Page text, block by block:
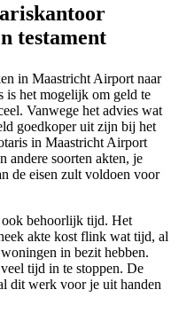
testament
in Maastricht Airport naar
is het mogelijk om geld te
Vanwege het advies wat
goedkoper uit zijn bij het
in Maastricht Airport
andere soorten akten, je
de eisen zult voldoen voor
ook behoorlijk tijd. Het
akte kost flink wat tijd, al
in bezit hebben.
tijd in te stoppen. De
dit werk voor je uit handen